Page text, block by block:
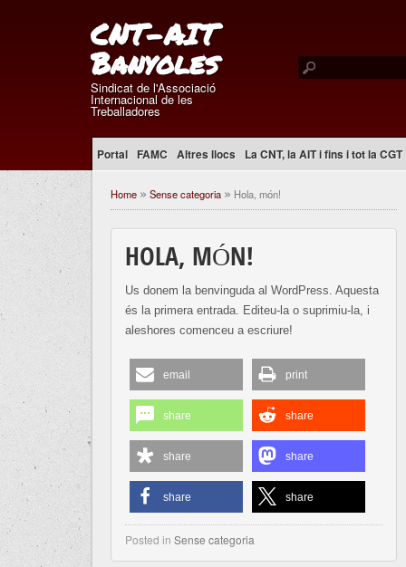
CNT-AIT
Banyoles
Sindicat de l'Associació
Internacional de les
Treballadores
Portal FAMC Altres llocs La CNT, la AIT i fins i tot la CGT
Home » Sense categoria » Hola, món!
HOLA, MÓN!
Us donem la benvinguda al WordPress. Aquesta
és la primera entrada. Editeu-la o suprimiu-la, i
aleshores comenceu a escriure!
email print
share share
share share
share share
Posted in Sense categoria